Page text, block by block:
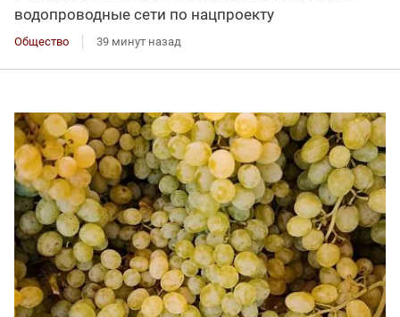
водопроводные сети по нацпроекту
Общество 39 минут назад